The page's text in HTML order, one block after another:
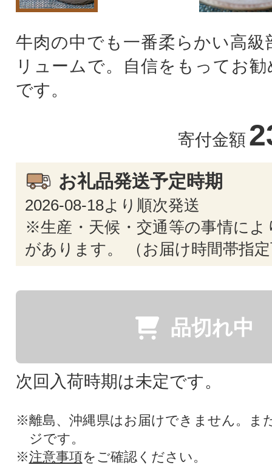
牛肉の中でも一番柔らかい高級
リュームで。自信をもってお
です。
寄付金額
お礼品発送予定時期
2026-08-18より順次発送
※生産・天候・交通等の事情によ
があります。 （お届け時間帯指
品切れ中
次回入荷時期は未定です。
※離島、沖縄県はお届けできません。ま
ジです。
※注意事項をご確認ください。